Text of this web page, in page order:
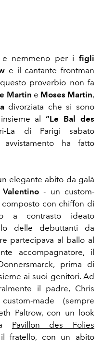
e nemmeno per i figli
e il cantante frontman
questo proverbio non fa
Martin e Moses Martin,
divorziata che si sono
insieme al“Le Bal des
La di Parigi sabato
ha fatto
elegante abito da galà
- un custom-
composto con chiffon di
a contrasto ideato
delle debuttanti da
partecipava al ballo al
accompagnatore, il
prima di
ai suoi genitori. Ad
il padre, Chris
made (sempre
Paltrow, con un look
Pavillon des Folies
fratello, con un abito